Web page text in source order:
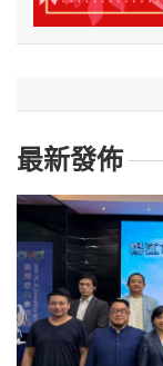
最新發佈